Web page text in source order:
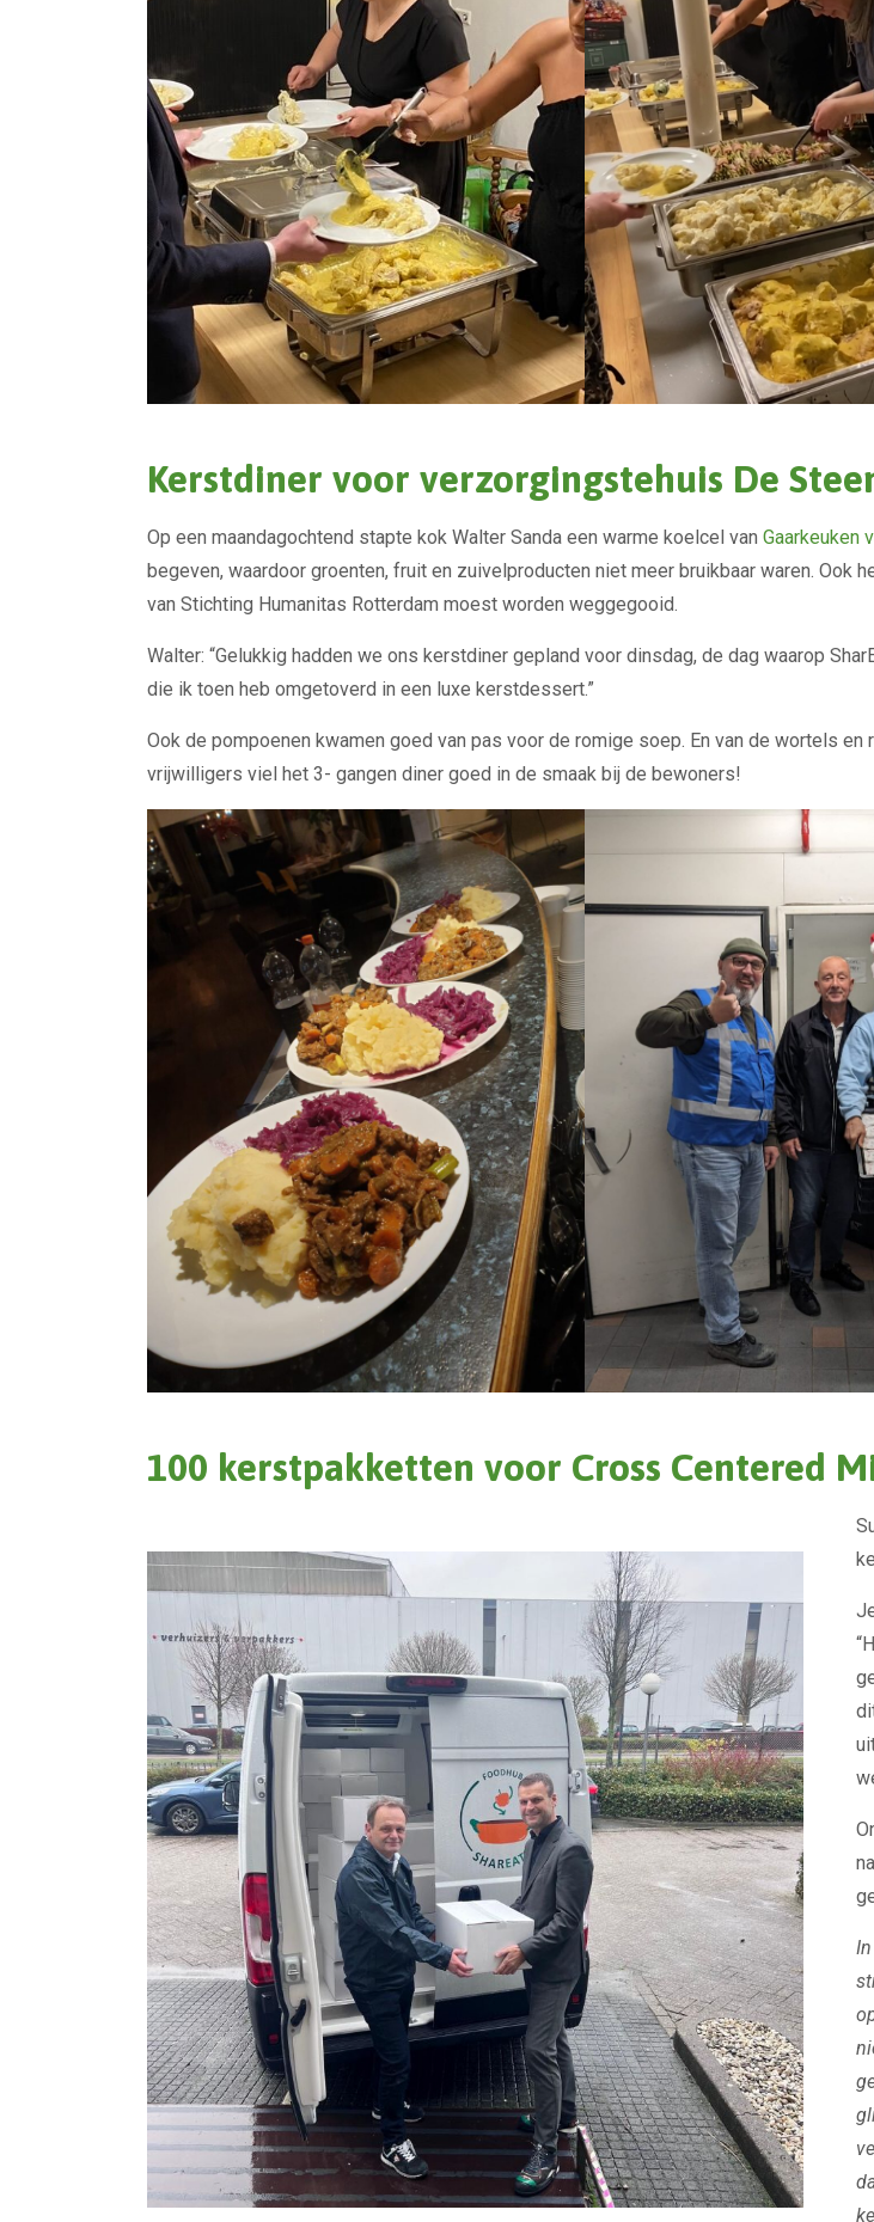
Kerstdiner voor verzorgingstehuis De
Op een maandagochtend stapte kok Walter Sanda een warme koelcel vanGaarkeuken
begeven, waardoor groenten, fruit en zuivelproducten niet meer bruikbaar waren.
van Stichting Humanitas Rotterdam moest worden weggegooid.
Walter: “Gelukkig hadden we ons kerstdiner gepland voor dinsdag, de dag waarop
die ik toen heb omgetoverd in een luxe kerstdessert.”
Ook de pompoenen kwamen goed van pas voor de romige soep. En van de wortels
vrijwilligers viel het 3- gangen diner goed in de smaak bij de bewoners!
100 kerstpakketten voor Cross Centered